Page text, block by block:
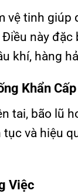
vệ tinh
này
khí, hàng
Khẩn Cấp
tai, bão lũ
và hiệu
Việc